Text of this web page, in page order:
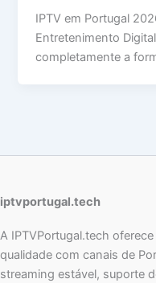
IPTV em Portugal
Entretenimento
completamente a
iptvportugal.tech
A IPTVPortugal.tech
qualidade com canais de
streaming estável, suporte